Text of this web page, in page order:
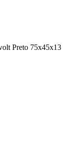
Preto 75x45x13